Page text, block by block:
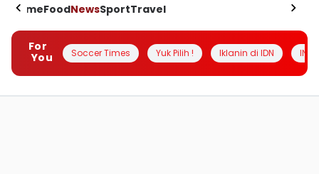
HomeFoodNewsSportTravel
For
You
Soccer Times Yuk Pilih ! Iklanin di IDN